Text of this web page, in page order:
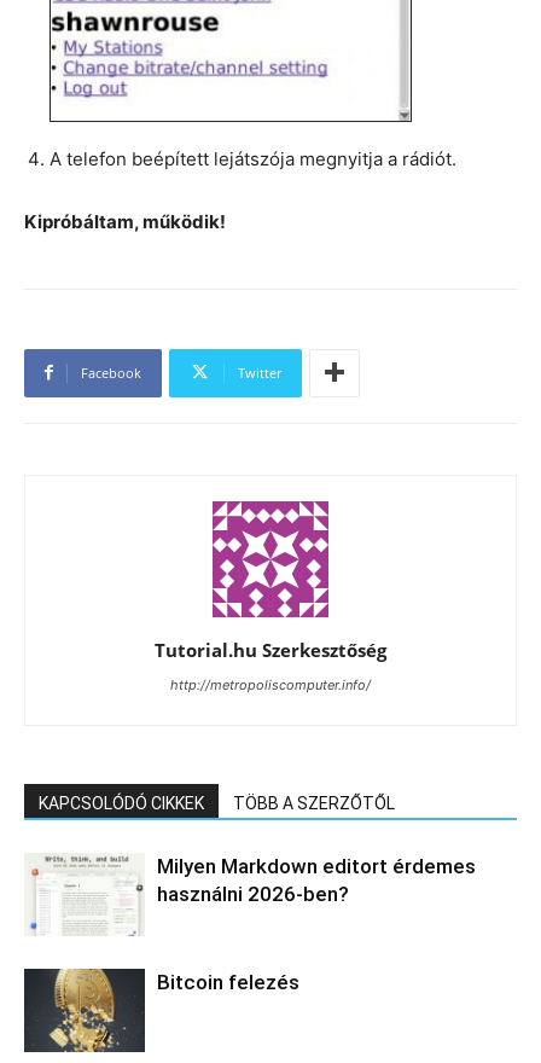
A telefon beépített lejátszója megnyitja a rádiót.
Kipróbáltam, működik!
Facebook Twitter
Tutorial.hu Szerkesztőség
http://metropoliscomputer.info/
KAPCSOLÓDÓ CIKKEK TÖBB A SZERZŐTŐL
Milyen Markdown editort érdemes
használni 2026-ben?
Bitcoin felezés